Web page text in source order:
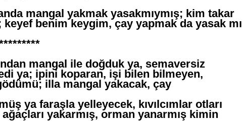
mangal yakmak yasakmıymış; kim takar
benim keygim, çay yapmak da yasak mı
mangal ile doğduk ya, semaversiz
ya; ipini koparan, işi bilen bilmeyen,
illa mangal yakacak, çay
ya faraşla yelleyecek, kıvılcımlar otları
yakarmış, orman yanarmış kimin